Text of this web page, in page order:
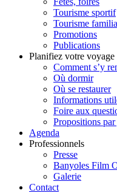
Tourisme sportif
Tourisme
Promotions
Publications
Planifiez votre voyage
Comment s’y
Où dormir
Où se restaurer
Informations
Foire aux
Propositions
Agenda
Professionnels
Presse
Banyoles Film
Galerie
Contact